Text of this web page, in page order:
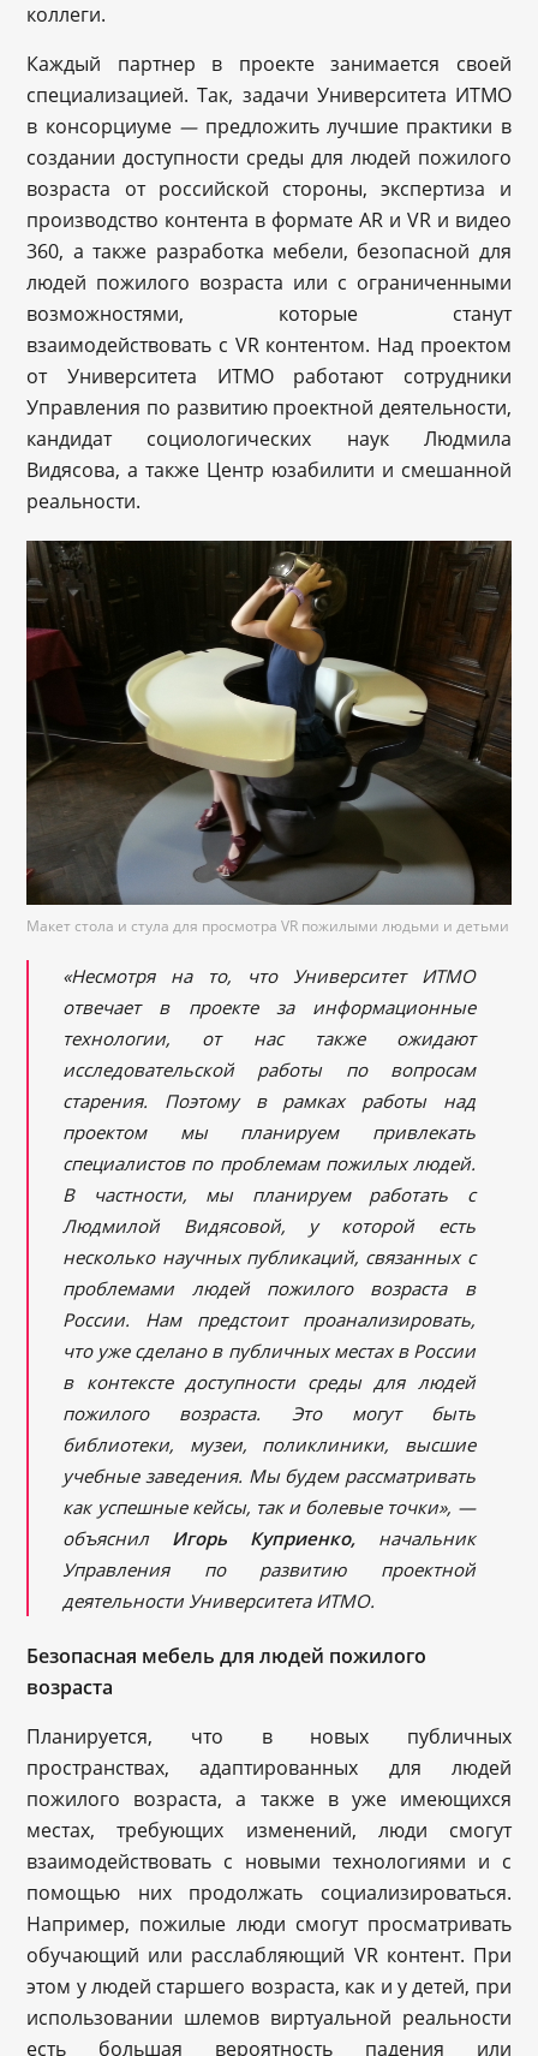
коллеги.
Каждый партнер в проекте занимается своей
специализацией. Так, задачи Университета ИТМО
в консорциуме —предложить лучшие практики в
создании доступности среды для людей пожилого
возраста от российской стороны, экспертиза и
производство контента в формате AR и VR и видео
360, а также разработка мебели, безопасной для
людей пожилого возраста или с ограниченными
возможностями, которые станут
взаимодействовать с VR контентом. Над проектом
от Университета ИТМО работают сотрудники
Управления по развитию проектной деятельности,
кандидат социологических наук Людмила
Видясова, а также Центр юзабилити и смешанной
реальности.
Макет стола и стула для просмотра VR пожилыми людьми и детьми
«Несмотря на то, что Университет ИТМО
отвечает в проекте за информационные
технологии, от нас также ожидают
исследовательской работы по вопросам
старения. Поэтому в рамках работы над
проектом мы планируем привлекать
специалистов по проблемам пожилых людей.
В частности, мы планируем работать с
Людмилой Видясовой, у которой есть
несколько научных публикаций, связанных с
проблемами людей пожилого возраста в
России. Нам предстоит проанализировать,
что уже сделано в публичных местах в России
в контексте доступности среды для людей
пожилого возраста. Это могут быть
библиотеки, музеи, поликлиники, высшие
учебные заведения. Мы будем рассматривать
как успешные кейсы, так и болевые точки», —
объяснил Игорь Куприенко, начальник
Управления по развитию проектной
деятельности Университета ИТМО.
Безопасная мебель для людей пожилого
возраста
Планируется, что в новых публичных
пространствах, адаптированных для людей
пожилого возраста, а также в уже имеющихся
местах, требующих изменений, люди смогут
взаимодействовать с новыми технологиями и с
помощью них продолжать социализироваться.
Например, пожилые люди смогут просматривать
обучающий или расслабляющий VR контент. При
этом у людей старшего возраста, как и у детей, при
использовании шлемов виртуальной реальности
есть большая вероятность падения или